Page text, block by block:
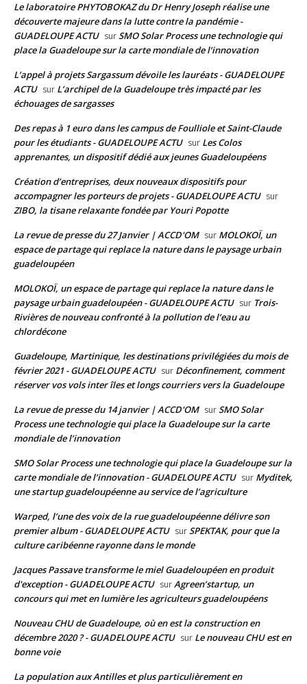
Le laboratoire PHYTOBOKAZ du Dr Henry Joseph réalise une
découverte majeure dans la lutte contre la pandémie -
GUADELOUPE ACTU surSMO Solar Process une technologie qui
place la Guadeloupe sur la carte mondiale de l’innovation
L’appel à projets Sargassum dévoile les lauréats - GUADELOUPE
ACTU sur L’archipel de la Guadeloupe très impacté par les
échouages de sargasses
Des repas à 1 euro dans les campus de Foulliole et Saint-Claude
pour les étudiants - GUADELOUPE ACTU sur Les Colos
apprenantes, un dispositif dédié aux jeunes Guadeloupéens
Création d’entreprises, deux nouveaux dispositifs pour
accompagner les porteurs de projets - GUADELOUPE ACTU sur
ZIBO, la tisane relaxante fondée par Youri Popotte
La revue de presse du 27 Janvier | ACCD'OM sur MOLOKOÏ, un
espace de partage qui replace la nature dans le paysage urbain
guadeloupéen
MOLOKOÏ, un espace de partage qui replace la nature dans le
paysage urbain guadeloupéen - GUADELOUPE ACTU sur Trois-
Rivières de nouveau confronté à la pollution de l’eau au
chlordécone
Guadeloupe, Martinique, les destinations privilégiées du mois de
février 2021 - GUADELOUPE ACTU sur Déconfinement, comment
réserver vos vols inter îles et longs courriers vers la Guadeloupe
La revue de presse du 14 janvier | ACCD'OM surSMO Solar
Process une technologie qui place la Guadeloupe sur la carte
mondiale de l’innovation
SMO Solar Process une technologie qui place la Guadeloupe sur la
carte mondiale de l’innovation - GUADELOUPE ACTU sur Myditek,
une startup guadeloupéenne au service de l’agriculture
Warped, l’une des voix de la rue guadeloupéenne délivre son
premier album - GUADELOUPE ACTU surSPEKTAK, pour que la
culture caribéenne rayonne dans le monde
Jacques Passave transforme le miel Guadeloupéen en produit
d'exception - GUADELOUPE ACTU surAgreen’startup, un
concours qui met en lumière les agriculteurs guadeloupéens
Nouveau CHU de Guadeloupe, où en est la construction en
décembre 2020 ? - GUADELOUPE ACTU sur Le nouveau CHU est en
bonne voie
La population aux Antilles et plus particulièrement en